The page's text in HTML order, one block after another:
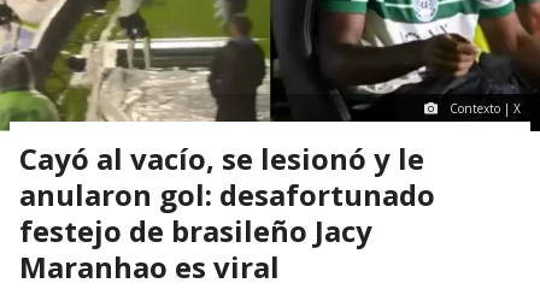
Contexto | X
Cayó al vacío, se lesionó y le
anularon gol: desafortunado
festejo de brasileño Jacy
Maranhao es viral